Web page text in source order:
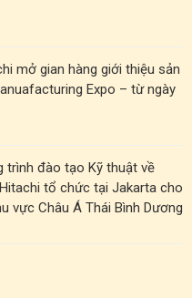
mở gian hàng giới thiệu sản
Expo – từ ngày
trình đào tạo Kỹ thuật về
tổ chức tại Jakarta cho
vực Châu Á Thái Bình Dương